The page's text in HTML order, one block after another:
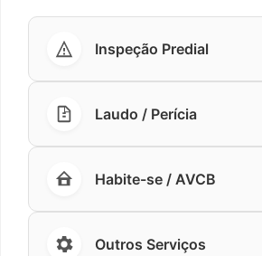
Inspeção Predial
Laudo / Perícia
Habite-se / AVCB
Outros Serviços